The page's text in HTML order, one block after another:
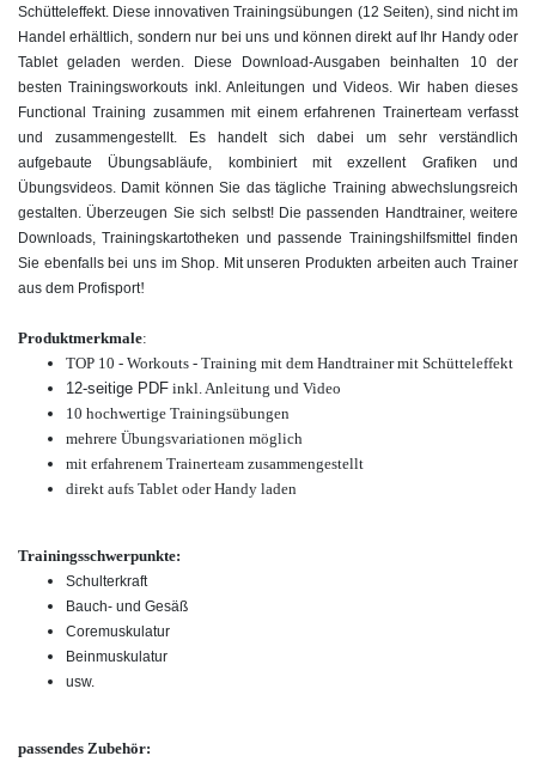
Schütteleffekt. Diese innovativen Trainingsübungen (12 Seiten), sind nicht im
Handel erhältlich, sondern nur bei uns und können direkt auf Ihr Handy oder
Tablet geladen werden. Diese Download-Ausgaben beinhalten 10 der
besten Trainingsworkouts inkl. Anleitungen und Videos. Wir haben dieses
Functional Training zusammen mit einem erfahrenen Trainerteam verfasst
und zusammengestellt. Es handelt sich dabei um sehr verständlich
aufgebaute Übungsabläufe, kombiniert mit exzellent Grafiken und
Übungsvideos. Damit können Sie das tägliche Training abwechslungsreich
gestalten. Überzeugen Sie sich selbst! Die passenden Handtrainer, weitere
Downloads, Trainingskartotheken und passende Trainingshilfsmittel finden
Sie ebenfalls bei uns im Shop. Mit unseren Produkten arbeiten auch Trainer
aus dem Profisport!
Produktmerkmale:
TOP 10 - Workouts - Training mit dem Handtrainer mit Schütteleffekt
12-seitige PDF inkl. Anleitung und Video
10 hochwertige Trainingsübungen
mehrere Übungsvariationen möglich
mit erfahrenem Trainerteam zusammengestellt
direkt aufs Tablet oder Handy laden
Trainingsschwerpunkte:
Schulterkraft
Bauch- und Gesäß
Coremuskulatur
Beinmuskulatur
usw.
passendes Zubehör: